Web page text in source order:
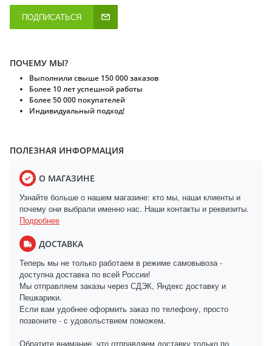
ПОДПИСАТЬСЯ
ПОЧЕМУ МЫ?
Выполнили свыше 150 000 заказов
Более 10 лет успешной работы
Более 50 000 покупателей
Индивидуальный подход!
ПОЛЕЗНАЯ ИНФОРМАЦИЯ
О МАГАЗИНЕ
Узнайте больше о нашем магазине: кто мы, наши клиенты и
почему они выбрали именно нас. Наши контакты и реквизиты.
Подробнее
ДОСТАВКА
Теперь мы не только работаем в режиме самовывоза -
доступна доставка по всей России!
Мы отправляем заказы через СДЭК, Яндекс доставку и
Пешкарики.
Если вам удобнее оформить заказ по телефону, просто
позвоните - с удовольствием поможем.
Обратите внимание, что отправляем доставку только по